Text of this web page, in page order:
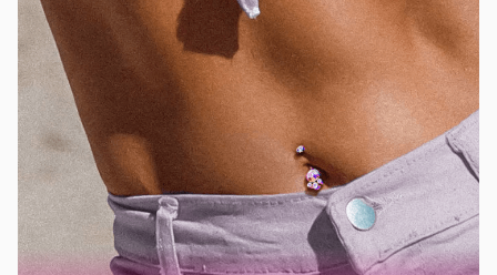
KOLCZYKI
DO 50% TANIEJ